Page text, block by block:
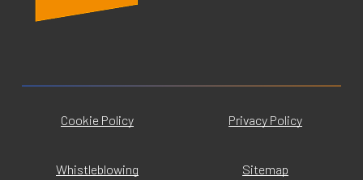
Cookie Policy Privacy Policy
Whistleblowing Sitemap